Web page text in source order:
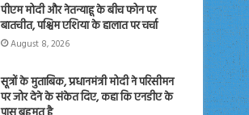
पीएम मोदी और नेतन्याहू के बीच फोन पर
बातचीत, पश्चिम एशिया के हालात पर चर्चा
August 8, 2026
सूत्रों के मुताबिक, प्रधानमंत्री मोदी ने परिसीमन
पर जोर देने के संकेत दिए, कहा कि एनडीए के